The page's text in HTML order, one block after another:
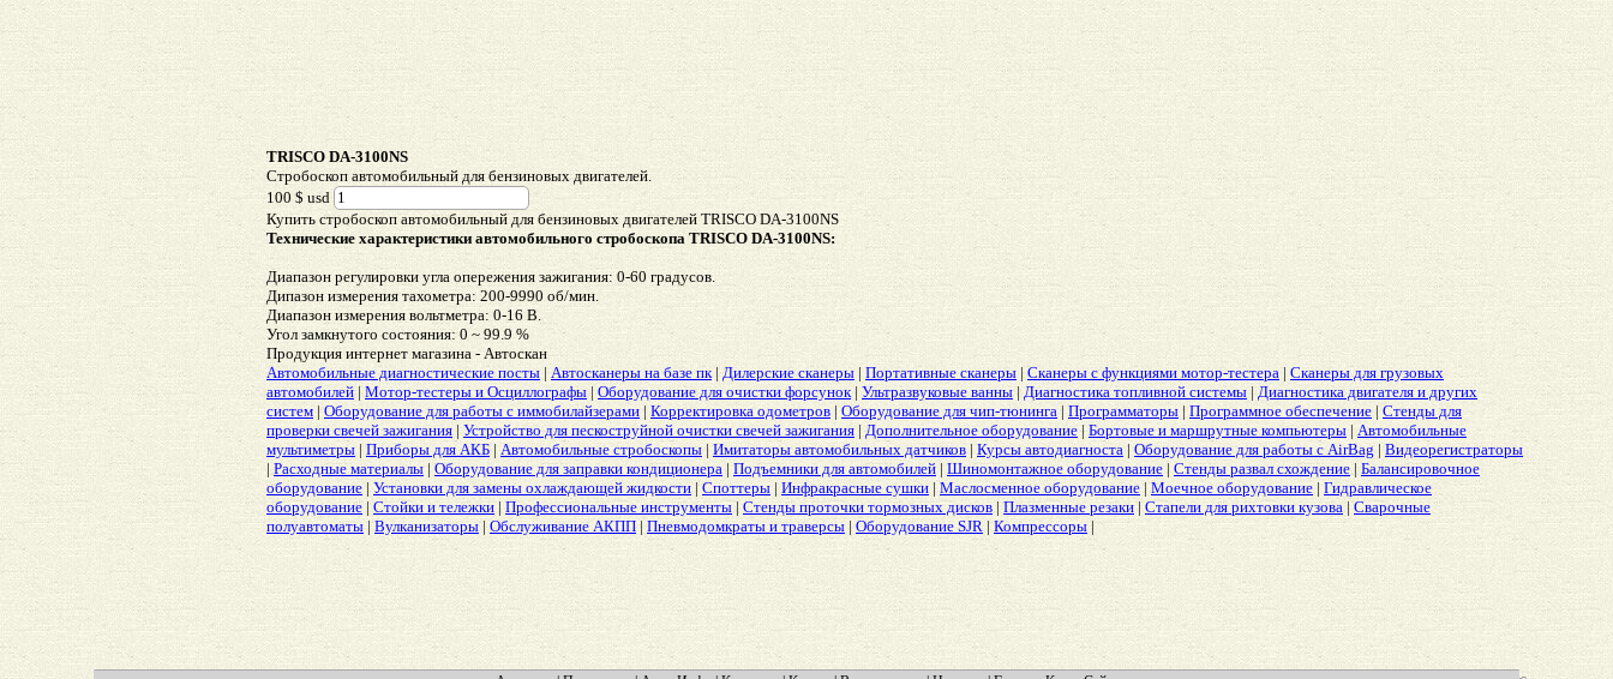
TRISCO DA-3100NS
Cтробоскоп автомобильный для бензиновых двигателей.
100 $ usd
Купить стробоскоп автомобильный для бензиновых двигателей TRISCO DA-3100NS
Технические характеристики автомобильного стробоскопа TRISCO DA-3100NS:
Диапазон регулировки угла опережения зажигания: 0-60 градусов.
Дипазон измерения тахометра: 200-9990 об/мин.
Диапазон измерения вольтметра: 0-16 В.
Угол замкнутого состояния: 0 ~ 99.9 %
Продукция интернет магазина - Автоскан
Автомобильные диагностические посты | Автосканеры на базе пк | Дилерские сканеры | Портативные сканеры | Сканеры с функциями мотор-тестера | Сканеры для грузовых
автомобилей | Мотор-тестеры и Осциллографы | Оборудование для очистки форсунок | Ультразвуковые ванны | Диагностика топливной системы | Диагностика двигателя и других
систем | Оборудование для работы с иммобилайзерами | Корректировка одометров | Оборудование для чип-тюнинга | Программаторы | Программное обеспечение | Стенды для
проверки свечей зажигания | Устройство для пескоструйной очистки свечей зажигания | Дополнительное оборудование | Бортовые и маршрутные компьютеры | Автомобильные
мультиметры | Приборы для АКБ | Автомобильные стробоскопы | Имитаторы автомобильных датчиков | Курсы автодиагноста | Оборудование для работы с AirBag | Видеорегистраторы
| Расходные материалы | Оборудование для заправки кондиционера | Подъемники для автомобилей | Шиномонтажное оборудование | Стенды развал схождение | Балансировочное
оборудование | Установки для замены охлаждающей жидкости | Споттеры | Инфракрасные сушки | Маслосменное оборудование | Моечное оборудование | Гидравлическое
оборудование | Стойки и тележки | Профессиональные инструменты | Стенды проточки тормозных дисков | Плазменные резаки | Стапели для рихтовки кузова | Сварочные
полуавтоматы | Вулканизаторы | Обслуживание АКПП | Пневмодомкраты и траверсы | Оборудование SJR | Компрессоры |